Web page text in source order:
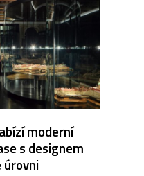
moderní
s designem
úrovni